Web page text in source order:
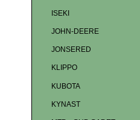
ISEKI
JOHN-DEERE
JONSERED
KLIPPO
KUBOTA
KYNAST